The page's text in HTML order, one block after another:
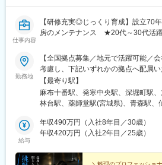
広小路駅、小伝馬町駅、東大前駅、
駅、成増駅、早稲田駅(都電荒川線)、
駅、京急川崎駅、飯能駅、玉淀駅、
父駅、市川真間駅、京成西船駅、新
院駅、一社駅、池下駅、塩釜口駅、
豊橋駅、豊川駅、新瀬戸駅、新豊田
西尾口駅、浜松駅、草薙駅(東海道本
近鉄日本橋駅、玉川駅(大阪府)、山田
駅、大江橋駅、四ツ橋駅、西田辺駅、
駅、岡町駅、花田口駅、高槻駅、丸太
センター入口駅、七軒茶屋駅、岡山
県)、本町一丁目駅、薬院駅、南福岡
賀駅、守谷駅、取手駅、土浦駅、古
川駅、下館駅、水戸駅、佐和駅、金
上社駅、今池駅(愛知県)、本郷駅(愛
桜山駅、森下駅(愛知県)、尼ケ坂駅、
駅、安城駅、津島駅、西春駅、小牧
駅、大府駅、前後駅、西尾駅、東岡
竜川駅、掛川駅、磐田駅、静岡駅、
駅、富士宮駅、富士駅、焼津駅、藤
駅、御殿場駅、伊東駅、熱海駅、伊
駅、名鉄岐阜駅、北方真桑駅、大垣駅
長堀橋駅、野田駅(大阪環状線)、山田
平野駅(地下鉄)、布施駅、曽根駅(大
仕事内容
【研修充実◎じっくり育成】設立70
房のメンテナンス ★20代～30代活
勤務地
【全国拠点募集／地元で活躍可能／
考慮し、下記いずれかの拠点へ配属
函館市／旭川市／釧路市／帯広市■東
秋田県／山形県／福島県■関東東京都
王子市・小平市）／千葉県（千葉市
県／茨城県■中部静岡県（静岡市・三
古屋市・岡崎市）／山梨県／富山県／
市）／京都府／兵庫県（神戸市・姫
【最寄り駅】
麻布十番駅、発寒中央駅、深堀町駅
林台駅、薬師堂駅(宮城県)、青森駅、
駅、甲府駅、上尾駅、葭川公園駅、大
駅、落合駅(東京都)、京王八王子駅、
県)、南富山駅、上諸江駅、新福井駅
給与
年収490万円（入社8年目／30歳）
年収420万円（入社2年目／25歳）